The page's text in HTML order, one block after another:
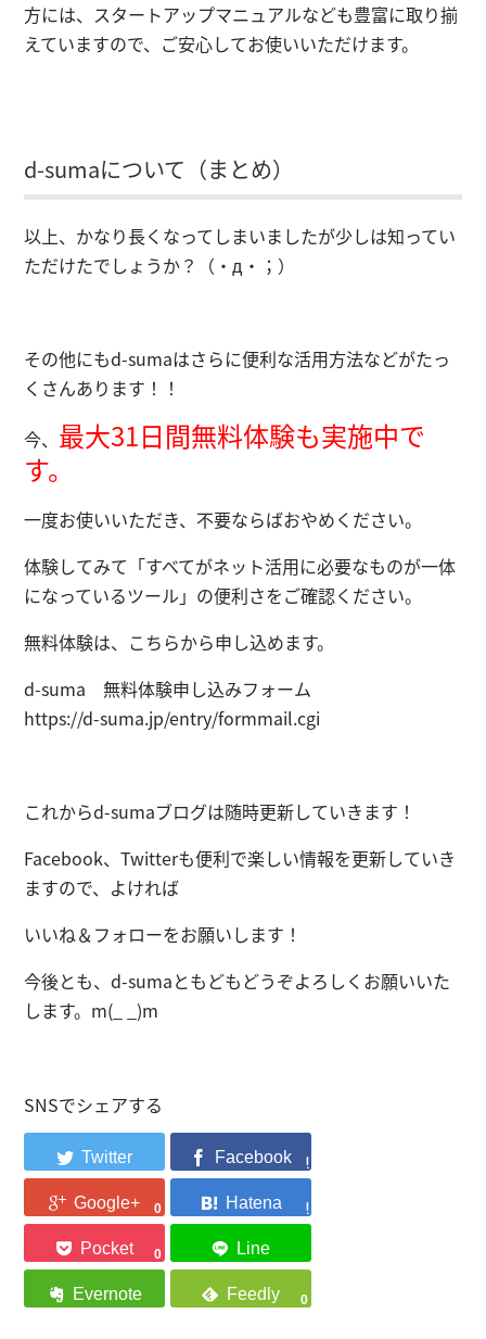
方には、スタートアップマニュアルなども豊富に取り揃
えていますので、ご安心してお使いいただけます。
d-sumaについて（まとめ）
以上、かなり長くなってしまいましたが少しは知ってい
ただけたでしょうか？（・д・；）
その他にもd-sumaはさらに便利な活用方法などがたっ
くさんあります！！
今、 最大31日間無料体験も実施中で
す。
一度お使いいただき、不要ならばおやめください。
体験してみて 「すべてがネット活用に必要なものが一体
になっているツール」 の便利さをご確認ください。
無料体験は、こちらから申し込めます。
d-suma 無料体験申し込みフォーム
https://d-suma.jp/entry/formmail.cgi
これからd-sumaブログは随時更新していきます！
Facebook、Twitterも便利で楽しい情報を更新していき
ますので、よければ
いいね＆フォローをお願いします！
今後とも、d-sumaともどもどうぞよろしくお願いいた
します。m(_ _)m
SNSでシェアする
0
0
0